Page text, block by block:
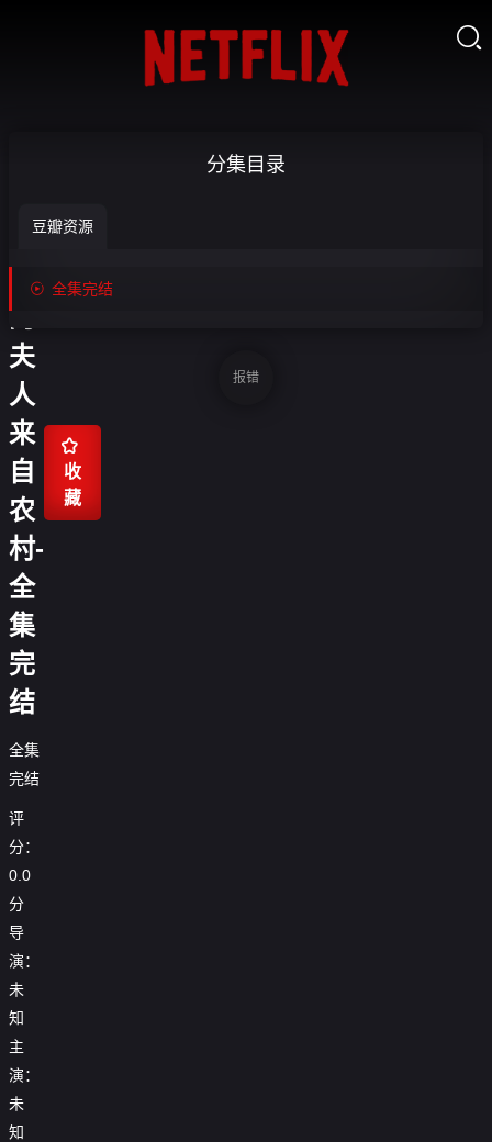

生
你
的
夫
人
来
自
农
村-
全
集
完
结
全集
完结

收
藏
评
分：
0.0
分
导
演：
未
知
主
演：
未
知
分集目录
豆瓣资源
 全集完结
报错